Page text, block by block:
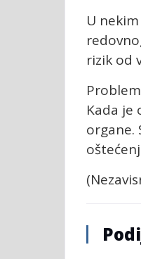
U
rizik od
Kada je
organe.